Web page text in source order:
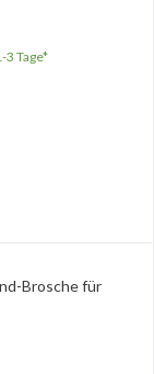
Tage*